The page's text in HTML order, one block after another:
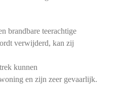
brandbare teerachtige
verwijderd, kan zij
kunnen
en zijn zeer gevaarlijk.